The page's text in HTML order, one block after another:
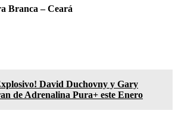
Branca – Ceará
David Duchovny y Gary
de Adrenalina Pura+ este Enero